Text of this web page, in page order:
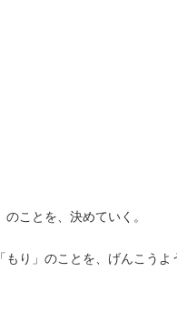
ことを、決めていく。
り」のことを、げんこうよ